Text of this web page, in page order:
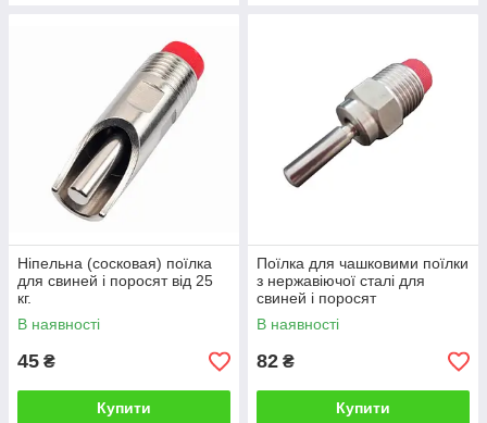
Ніпельна (сосковая) поїлка
для свиней і поросят від 25
кг.
В наявності
45 ₴
Купити
Поїлка для чашковими поїлки
з нержавіючої сталі для
свиней і поросят
В наявності
82 ₴
Купити